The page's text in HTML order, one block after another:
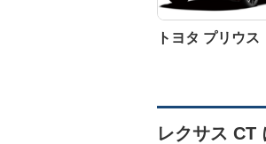
トヨタ プリウス
レクサス CT